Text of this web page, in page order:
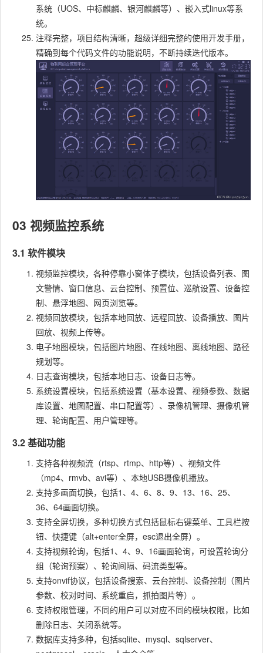
系统（UOS、中标麒麟、银河麒麟等）、嵌入式linux等系
统。
注释完整，项目结构清晰，超级详细完整的使用开发手册，
精确到每个代码文件的功能说明，不断持续迭代版本。
03 视频监控系统
3.1 软件模块
视频监控模块，各种停靠小窗体子模块，包括设备列表、图
文警情、窗口信息、云台控制、预置位、巡航设置、设备控
制、悬浮地图、网页浏览等。
视频回放模块，包括本地回放、远程回放、设备播放、图片
回放、视频上传等。
电子地图模块，包括图片地图、在线地图、离线地图、路径
规划等。
日志查询模块，包括本地日志、设备日志等。
系统设置模块，包括系统设置（基本设置、视频参数、数据
库设置、地图配置、串口配置等）、录像机管理、摄像机管
理、轮询配置、用户管理等。
3.2 基础功能
支持各种视频流（rtsp、rtmp、http等）、视频文件
（mp4、rmvb、avi等）、本地USB摄像机播放。
支持多画面切换，包括1、4、6、8、9、13、16、25、
36、64画面切换。
支持全屏切换，多种切换方式包括鼠标右键菜单、工具栏按
钮、快捷键（alt+enter全屏，esc退出全屏）。
支持视频轮询，包括1、4、9、16画面轮询，可设置轮询分
组（轮询预案）、轮询间隔、码流类型等。
支持onvif协议，包括设备搜索、云台控制、设备控制（图片
参数、校对时间、系统重启，抓拍图片等）。
支持权限管理，不同的用户可以对应不同的模块权限，比如
删除日志、关闭系统等。
数据库支持多种，包括sqlite、mysql、sqlserver、